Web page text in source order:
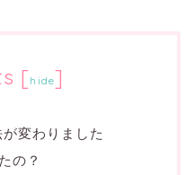
[ hide]
変わりました
の？